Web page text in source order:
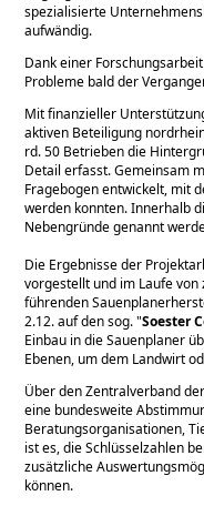
spezialisierte
aufwändig.
Dank einer
Probleme bald der
Mit finanzieller
aktiven Beteiligung
rd. 50 Betrieben die
Detail erfasst. Gemeinsam
Fragebogen entwickelt, mit
werden konnten. Innerhalb
Nebengründe genannt
Die Ergebnisse der
vorgestellt und im Laufe
führenden
2.12. auf den sog. Soester
Einbau in die Sauenplaner
Ebenen, um dem Landwirt
Über den Zentralverband
eine bundesweite
Beratungsorganisationen,
ist es, die Schlüsselzahlen
zusätzliche
können.